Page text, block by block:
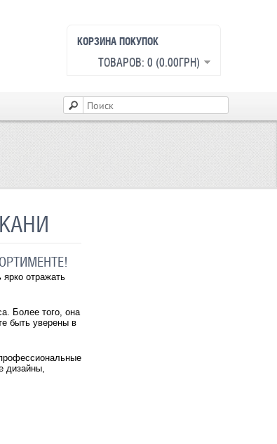
КОРЗИНА ПОКУПОК
ТОВАРОВ: 0 (0.00ГРН)
отражать
Более того, она
быть уверены в
дизайны,